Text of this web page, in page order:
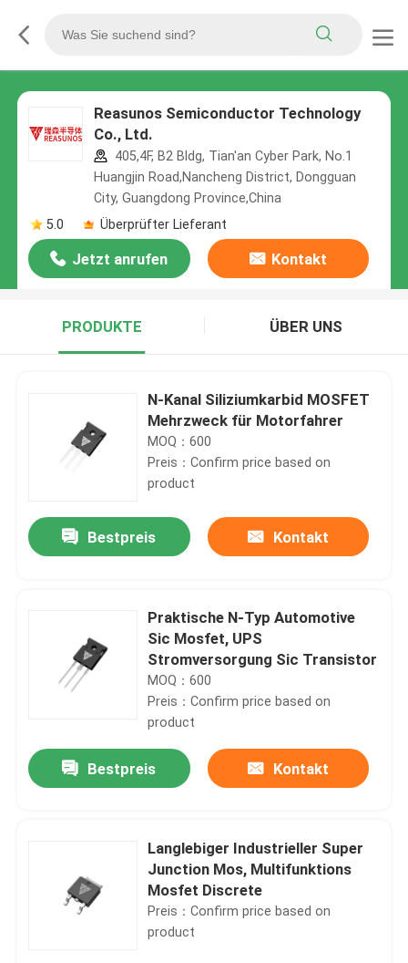
Reasunos Semiconductor Technology
Co., Ltd.
405,4F, B2 Bldg, Tian'an Cyber Park, No.1
Huangjin Road,Nancheng District, Dongguan
City, Guangdong Province,China
5.0
Überprüfter Lieferant
Jetzt anrufen Kontakt
PRODUKTE ÜBER UNS
N-Kanal Siliziumkarbid MOSFET
Mehrzweck für Motorfahrer
MOQ：600
Preis：Confirm price based on
product
Bestpreis Kontakt
Praktische N-Typ Automotive
Sic Mosfet, UPS
Stromversorgung Sic Transistor
MOQ：600
Preis：Confirm price based on
product
Bestpreis Kontakt
Langlebiger Industrieller Super
Junction Mos, Multifunktions
Mosfet Discrete
Preis：Confirm price based on
product